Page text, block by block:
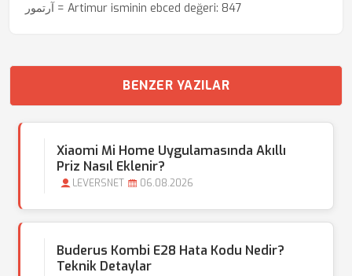
آرتمور = Artimur isminin ebced değeri: 847
BENZER YAZILAR
Xiaomi Mi Home Uygulamasında Akıllı
Priz Nasıl Eklenir?
LEVERSNET 06.08.2026
Buderus Kombi E28 Hata Kodu Nedir?
Teknik Detaylar